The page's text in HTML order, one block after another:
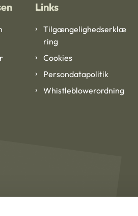
Links
Tilgængelighedserklæ
ring
Cookies
Persondatapolitik
Whistleblowerordning